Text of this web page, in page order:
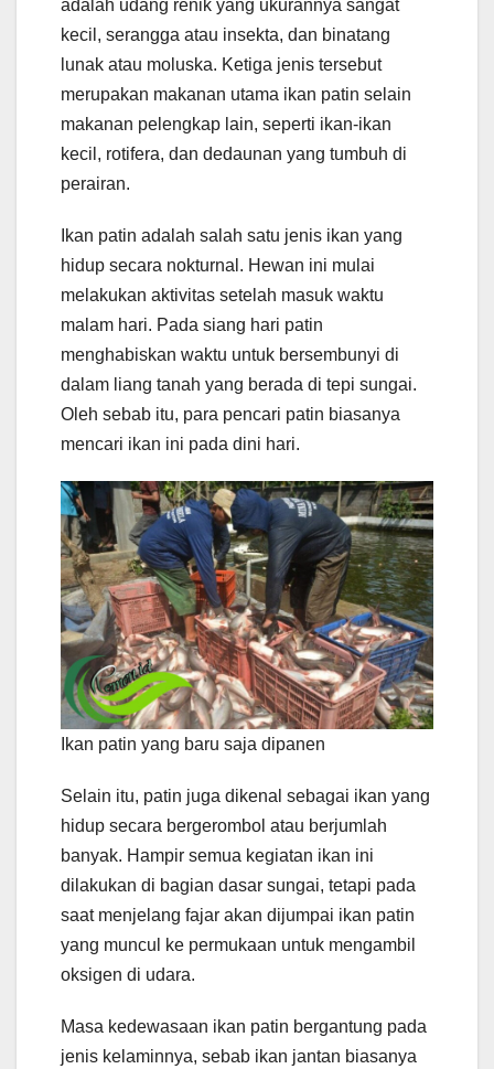
adalah udang renik yang ukurannya sangat
kecil, serangga atau insekta, dan binatang
lunak atau moluska. Ketiga jenis tersebut
merupakan makanan utama ikan patin selain
makanan pelengkap lain, seperti ikan-ikan
kecil, rotifera, dan dedaunan yang tumbuh di
perairan.
Ikan patin adalah salah satu jenis ikan yang
hidup secara nokturnal. Hewan ini mulai
melakukan aktivitas setelah masuk waktu
malam hari. Pada siang hari patin
menghabiskan waktu untuk bersembunyi di
dalam liang tanah yang berada di tepi sungai.
Oleh sebab itu, para pencari patin biasanya
mencari ikan ini pada dini hari.
Ikan patin yang baru saja dipanen
Selain itu, patin juga dikenal sebagai ikan yang
hidup secara bergerombol atau berjumlah
banyak. Hampir semua kegiatan ikan ini
dilakukan di bagian dasar sungai, tetapi pada
saat menjelang fajar akan dijumpai ikan patin
yang muncul ke permukaan untuk mengambil
oksigen di udara.
Masa kedewasaan ikan patin bergantung pada
jenis kelaminnya, sebab ikan jantan biasanya